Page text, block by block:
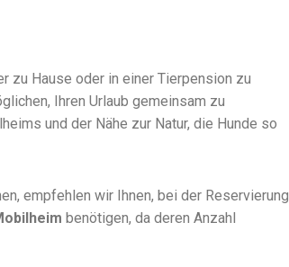
zu Hause oder in einer Tierpension zu
Ihren Urlaub gemeinsam zu
und der Nähe zur Natur, die Hunde so
empfehlen wir Ihnen, bei der Reservierung
benötigen, da deren Anzahl